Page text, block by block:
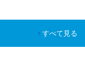
すべて見る